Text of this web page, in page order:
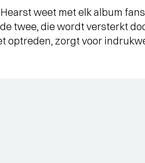
weet met elk album
twee, die wordt versterkt
optreden, zorgt voor